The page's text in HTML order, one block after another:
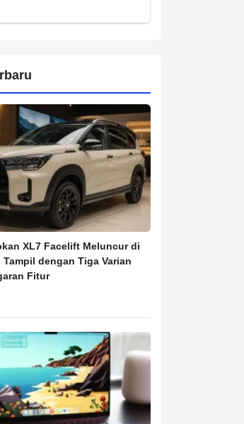
XL7 Facelift Meluncur di
Tampil dengan Tiga Varian
Fitur